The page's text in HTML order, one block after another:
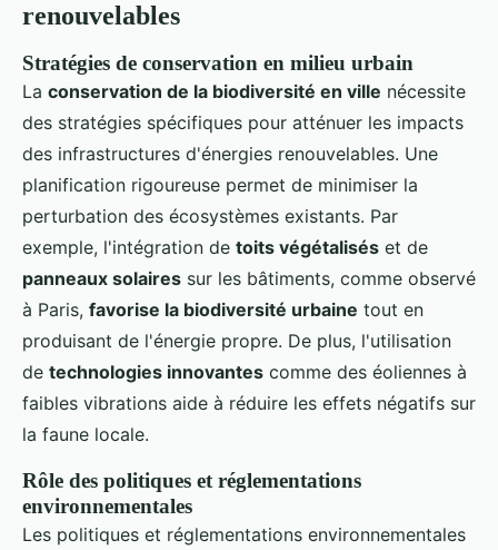
renouvelables
Stratégies de conservation en milieu urbain
La conservation de la biodiversité en ville nécessite
des stratégies spécifiques pour atténuer les impacts
des infrastructures d'énergies renouvelables. Une
planification rigoureuse permet de minimiser la
perturbation des écosystèmes existants. Par
exemple, l'intégration de toits végétalisés et de
panneaux solaires sur les bâtiments, comme observé
à Paris, favorise la biodiversité urbaine tout en
produisant de l'énergie propre. De plus, l'utilisation
de technologies innovantes comme des éoliennes à
faibles vibrations aide à réduire les effets négatifs sur
la faune locale.
Rôle des politiques et réglementations
environnementales
Les politiques et réglementations environnementales